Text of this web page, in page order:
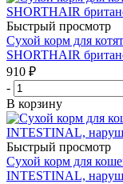
Быстрый просмотр
Сухой корм для
SHORTHAIR
910 ₽
-
В корзину
Быстрый просмотр
Сухой корм для
INTESTINAL,